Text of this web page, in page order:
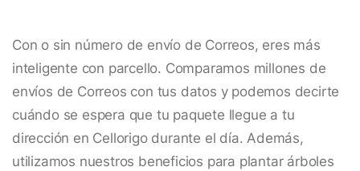
Con o sin número de envío de Correos, eres más
inteligente con parcello. Comparamos millones de
envíos de Correos con tus datos y podemos decirte
cuándo se espera que tu paquete llegue a tu
dirección en Cellorigo durante el día. Además,
utilizamos nuestros beneficios para plantar árboles